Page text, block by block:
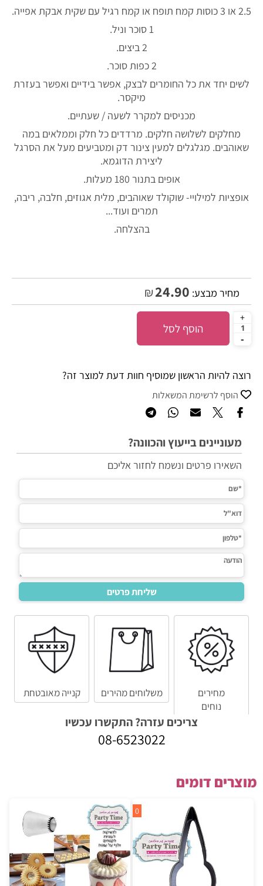
2.5 או 3 כוסות קמח תופח או קמח רגיל עם שקית אבקת אפייה.
1 סוכר וניל.
2 ביצים.
2 כפות סוכר.
לשים יחד את כל החומרים לבצק, אפשר בידיים ואפשר בעזרת
מיקסר.
מכניסים למקרר לשעה / שעתיים.
מחלקים לשלושה חלקים. מרדדים כל חלק וממלאים במה
שאוהבים. מגלגלים למעין צינור דק ומטביעים מעל את הסרגל
ליצירת הדוגמא.
אופים בתנור 180 מעלות.
אופציות למילויי- שוקולד שאוהבים, מלית אגוזים, חלבה, ריבה,
תמרים ועוד...
בהצלחה.
מחיר מבצע: ₪24.90
הוסף לסל
רוצה להיות הראשון שמוסיף חוות דעת למוצר זה?
הוסף לרשימת המשאלות
מעוניינים בייעוץ והכוונה?
השאירו פרטים ונשמח לחזור אליכם
מחירים
נוחים
משלוחים מהירים קנייה מאובטחת
צריכים עזרה? התקשרו עכשיו
08-6523022
מוצרים דומים
0